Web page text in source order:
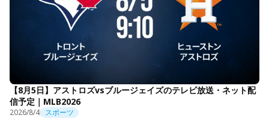
【8月5日】アストロズvsブルージェイズのテレビ放送・ネット配
信予定｜MLB2026
2026/8/4 スポーツ